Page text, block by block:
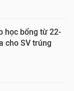
học bổng từ 22-
cho SV trúng